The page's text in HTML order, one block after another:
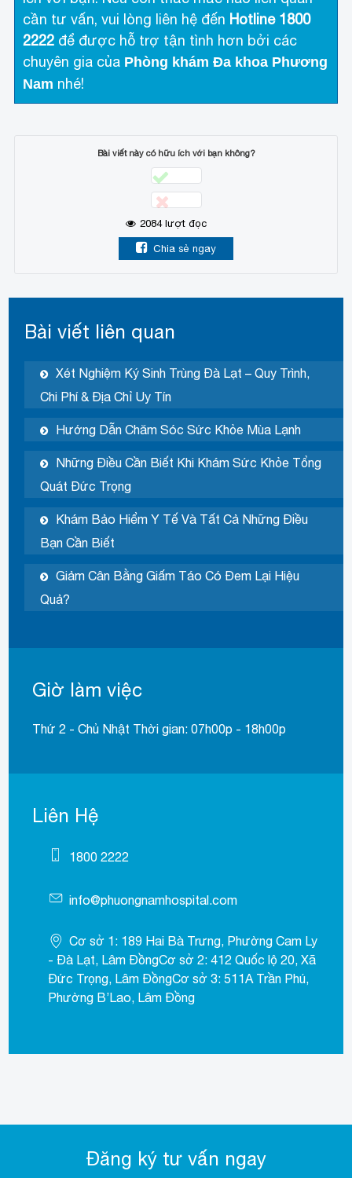
cần tư vấn, vui lòng liên hệ đến Hotline 1800
2222 để được hỗ trợ tận tình hơn bởi các
chuyên gia của Phòng khám Đa khoa Phương
Nam nhé!
Bài viết này có hữu ích với bạn không?
2084lượt đọc
Chia sẻ ngay
Bài viết liên quan
Xét Nghiệm Ký Sinh Trùng Đà Lạt – Quy Trình,
Chi Phí & Địa Chỉ Uy Tín
Hướng Dẫn Chăm Sóc Sức Khỏe Mùa Lạnh
Những Điều Cần Biết Khi Khám Sức Khỏe Tổng
Quát Đức Trọng
Khám Bảo Hiểm Y Tế Và Tất Cả Những Điều
Bạn Cần Biết
Giảm Cân Bằng Giấm Táo Có Đem Lại Hiệu
Quả?
Giờ làm việc
Thứ 2 - Chủ Nhật Thời gian: 07h00p - 18h00p
Liên Hệ
1800 2222
info@phuongnamhospital.com
Cơ sở 1: 189 Hai Bà Trưng, Phường Cam Ly
- Đà Lạt, Lâm ĐồngCơ sở 2: 412 Quốc lộ 20, Xã
Đức Trọng, Lâm ĐồngCơ sở 3: 511A Trần Phú,
Phường B’Lao, Lâm Đồng
Đăng ký tư vấn ngay